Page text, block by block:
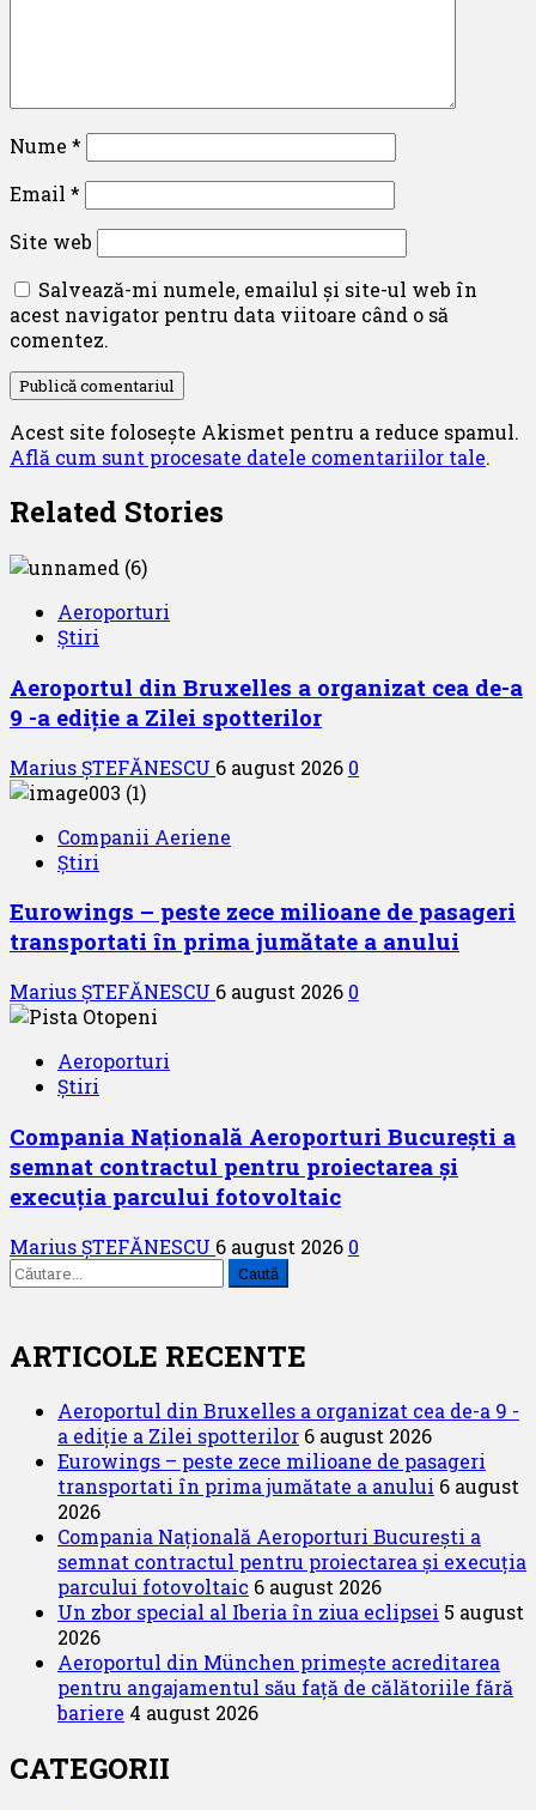
Nume *
Email *
Site web
Salvează-mi numele, emailul și site-ul web în
acest navigator pentru data viitoare când o să
comentez.
Acest site folosește Akismet pentru a reduce spamul.
Află cum sunt procesate datele comentariilor tale.
Related Stories
Aeroporturi
Știri
Aeroportul din Bruxelles a organizat cea de-a
9 -a ediție a Zilei spotterilor
Marius ȘTEFĂNESCU 6 august 2026 0
Companii Aeriene
Știri
Eurowings – peste zece milioane de pasageri
transportati în prima jumătate a anului
Marius ȘTEFĂNESCU 6 august 2026 0
Aeroporturi
Știri
Compania Națională Aeroporturi București a
semnat contractul pentru proiectarea și
execuția parcului fotovoltaic
Marius ȘTEFĂNESCU 6 august 2026 0
Caută
după:
ARTICOLE RECENTE
Aeroportul din Bruxelles a organizat cea de-a 9 -
a ediție a Zilei spotterilor 6 august 2026
Eurowings – peste zece milioane de pasageri
transportati în prima jumătate a anului 6 august
2026
Compania Națională Aeroporturi București a
semnat contractul pentru proiectarea și execuția
parcului fotovoltaic 6 august 2026
Un zbor special al Iberia în ziua eclipsei 5 august
2026
Aeroportul din München primește acreditarea
pentru angajamentul său față de călătoriile fără
bariere 4 august 2026
CATEGORII